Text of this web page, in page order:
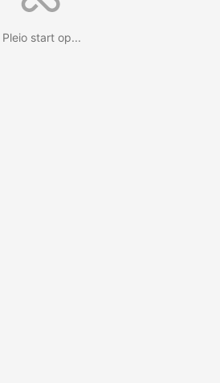
Pleio start op...